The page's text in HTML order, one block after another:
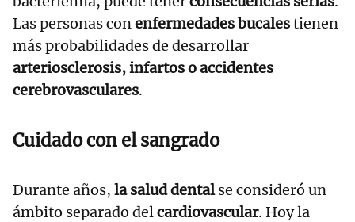
Las personas conenfermedades bucalestienen
más probabilidades de desarrollar
arteriosclerosis, infartos o accidentes
cerebrovasculares.
Cuidado con el sangrado
Durante años, la salud dentalse consideró un
ámbito separado delcardiovascular. Hoy la